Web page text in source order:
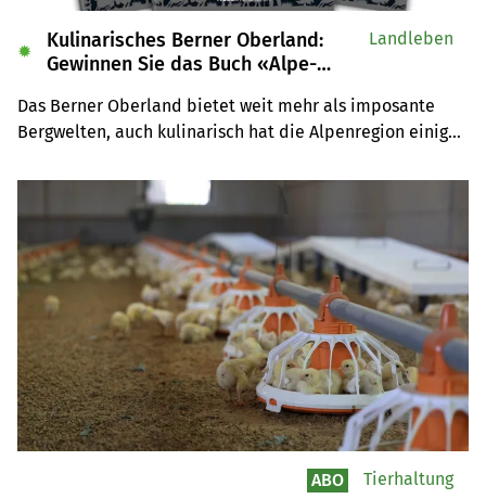
Kulinarisches Berner Oberland:
Gewinnen Sie das Buch «Alpe-
Das Berner Oberland bietet weit mehr als imposante
Bergwelten, auch kulinarisch hat die Alpenregion einiges
«Alpe-Chuchi – Berner Oberland» vom Weber Verlag.
✹
Landleben
ABO Tierhaltung